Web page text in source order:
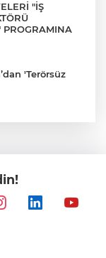
"İŞ
PROGRAMINA
'Terörsüz
Elektronik
ve Enerjinin